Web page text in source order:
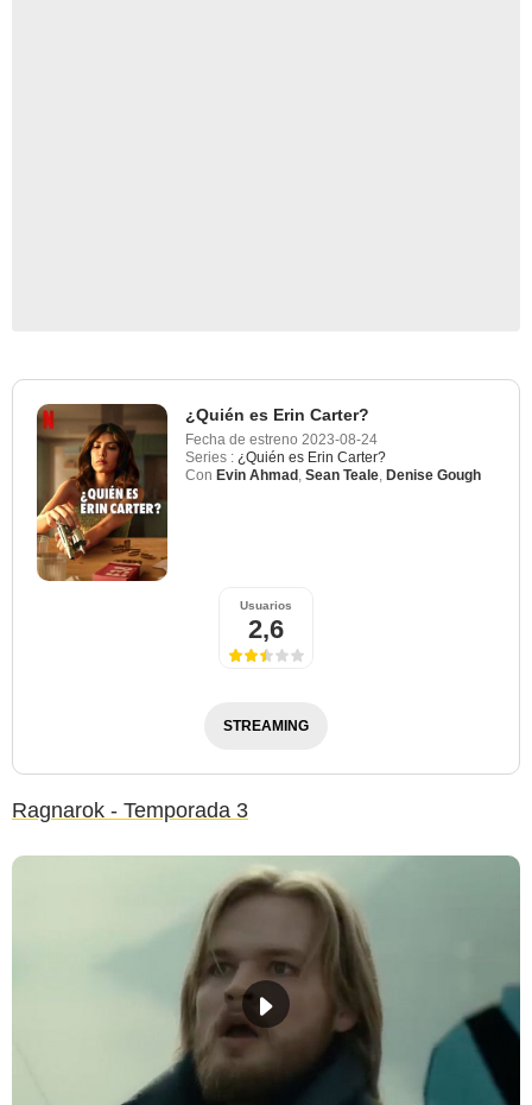
¿Quién es Erin Carter?
Fecha de estreno 2023-08-24
Series : ¿Quién es Erin Carter?
Con Evin Ahmad , Sean Teale, Denise Gough
Usuarios
2,6
STREAMING
Ragnarok - Temporada 3